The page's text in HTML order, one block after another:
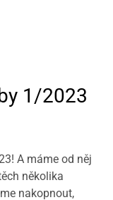
1/2023
A máme od něj
několika
nakopnout,